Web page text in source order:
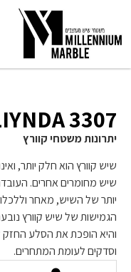
3307 KALIYNDA
יתרונות משטחי קוורץ
שיש קוורץ הוא חלק יותר,
שיש מחומרים אחרים.
יותר של השיש, מאחר
הגמישות של שיש קוורץ
והיא הופכת את הסלע החזק
וסדקים לעומת המתחרים.